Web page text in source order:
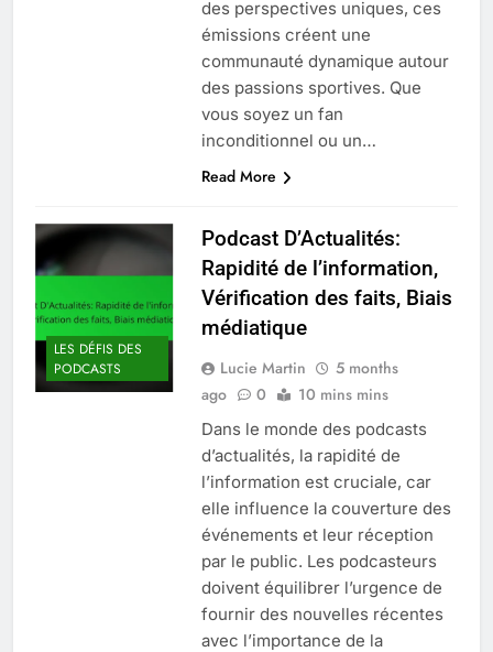
des perspectives uniques, ces
émissions créent une
communauté dynamique autour
des passions sportives. Que
vous soyez un fan
inconditionnel ou un…
Read More
LES DÉFIS DES
PODCASTS
Podcast D’Actualités:
Rapidité de l’information,
Vérification des faits, Biais
médiatique
Lucie Martin
5 months
ago
0 10 mins mins
Dans le monde des podcasts
d’actualités, la rapidité de
l’information est cruciale, car
elle influence la couverture des
événements et leur réception
par le public. Les podcasteurs
doivent équilibrer l’urgence de
fournir des nouvelles récentes
avec l’importance de la